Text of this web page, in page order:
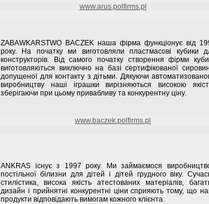
www.arus.polfirms.pl
ZABAWKARSTWO BACZEK наша фірма функціонує від
року. На початку ми виготовляли пластмасові кубики
конструкторів. Від самого початку створення фірми
виготовляються виключно на базі сертифікованої
допущеної для контакту з дітьми. Дякуючи
виробництву наші іграшки вирізняються високою
зберігаючи при цьому привабливу та конкурентну ціну.
www.baczek.polfirms.pl
ANKRAS існує з 1997 року. Ми займаємося
постільної білизни для дітей і дітей грудного віку.
стилістика, висока якість атестованих матеріалів,
дизайн і прийнятні конкурентні ціни сприяють тому, що
продукти відповідають вимогам кожного клієнта.